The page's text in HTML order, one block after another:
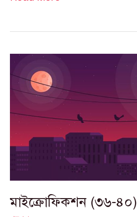
মাইক্রোফিকশন (৩৬-৪০)
মাইক্রোফিকশন
(৩৬-৪০)